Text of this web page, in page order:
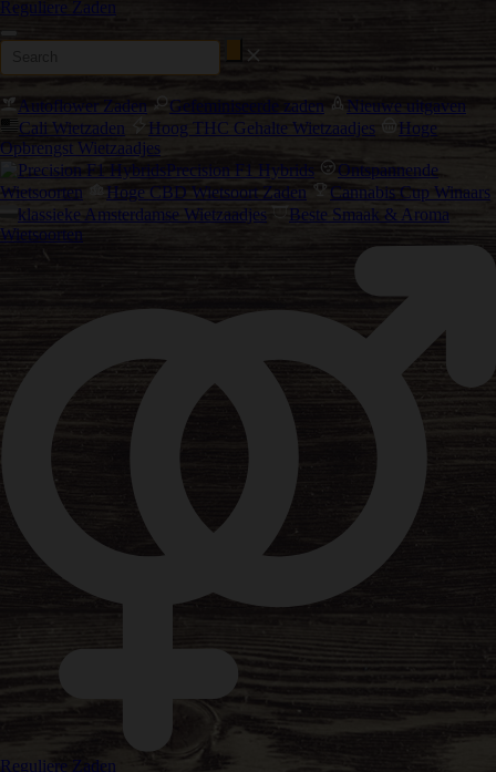
Reguliere Zaden
Autoflower Zaden Gefeminiseerde zaden
Nieuwe uitgaven
Cali Wietzaden
Hoog THC Gehalte Wietzaadjes
Hoge
Opbrengst Wietzaadjes
Precision F1 Hybrids
Ontspannende
Wietsoorten
Hoge CBD Wietsoort Zaden
Cannabis Cup Winaars
klassieke Amsterdamse Wietzaadjes
Beste Smaak & Aroma
Wietsoorten
Reguliere Zaden